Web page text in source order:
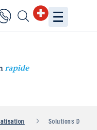
rapide
Solutions De